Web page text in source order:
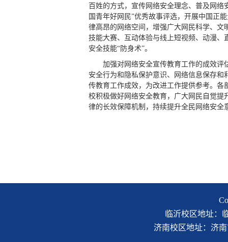
百姓的方式，宣传网络安全理念、普及网
国青年好网民”优秀故事评选，开展中国正
律高昂的网络空间，增强广大网民科学、
技能大赛、互动体验与线上短视频、动漫
安全技能“防身术”。
加强对网络安全宣传教育工作的成效评
安全行为和隐私保护意识、网络信息保存
传教育工作成效，为改进工作提供参考。
校积极做好网络安全教育，广大网民自觉
律的长效保障机制，持续提升全民网络安全
临沂校区地址：
济南校区地址：济南